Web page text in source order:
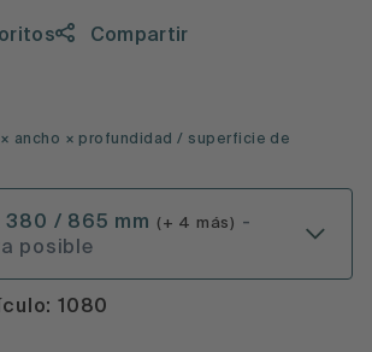
Compartir
ancho × profundidad / superficie de
380 / 865 mm (+ 4 más)
-
posible
1080